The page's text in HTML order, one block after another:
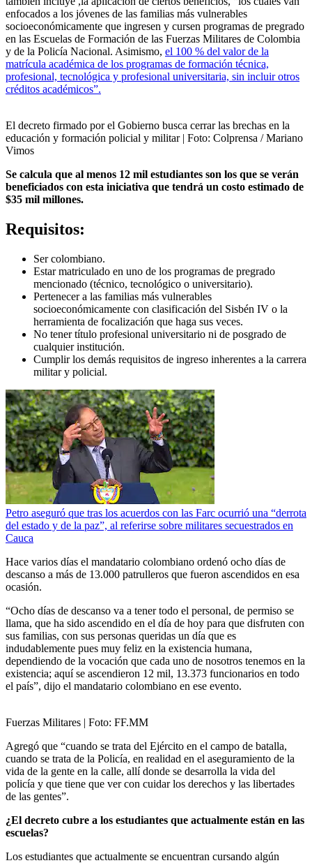
enfocados a los jóvenes de las familias más vulnerables
socioeconómicamente que ingresen y cursen programas de pregrado
en las Escuelas de Formación de las Fuerzas Militares de Colombia
y de la Policía Nacional. Asimismo, el 100 % del valor de la
matrícula académica de los programas de formación técnica,
profesional, tecnológica y profesional universitaria, sin incluir otros
créditos académicos”.
El decreto firmado por el Gobierno busca cerrar las brechas en la
educación y formación policial y militar | Foto: Colprensa / Mariano
Vimos
Se calcula que al menos 12 mil estudiantes son los que se verán
beneficiados con esta iniciativa que tendrá un costo estimado de
$35 mil millones.
Requisitos:
Ser colombiano.
Estar matriculado en uno de los programas de pregrado
mencionado (técnico, tecnológico o universitario).
Pertenecer a las familias más vulnerables
socioeconómicamente con clasificación del Sisbén IV o la
herramienta de focalización que haga sus veces.
No tener título profesional universitario ni de posgrado de
cualquier institución.
Cumplir los demás requisitos de ingreso inherentes a la carrera
militar y policial.
Petro aseguró que tras los acuerdos con las Farc ocurrió una “derrota
del estado y de la paz”, al referirse sobre militares secuestrados en
Cauca
Hace varios días el mandatario colombiano ordenó ocho días de
descanso a más de 13.000 patrulleros que fueron ascendidos en esa
ocasión.
“Ocho días de descanso va a tener todo el personal, de permiso se
llama, que ha sido ascendido en el día de hoy para que disfruten con
sus familias, con sus personas queridas un día que es
indudablemente pues muy feliz en la existencia humana,
dependiendo de la vocación que cada uno de nosotros tenemos en la
existencia; aquí se ascendieron 12 mil, 13.373 funcionarios en todo
el país”, dijo el mandatario colombiano en ese evento.
Fuerzas Militares | Foto: FF.MM
Agregó que “cuando se trata del Ejército en el campo de batalla,
cuando se trata de la Policía, en realidad en el aseguramiento de la
vida de la gente en la calle, allí donde se desarrolla la vida del
policía y que tiene que ver con cuidar los derechos y las libertades
de las gentes”.
¿El decreto cubre a los estudiantes que actualmente están en las
escuelas?
Los estudiantes que actualmente se encuentran cursando algún